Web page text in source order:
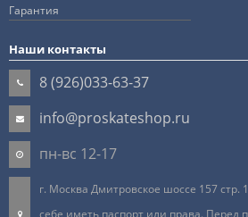
Гарантия
Наши контакты
8 (926)033-63-37
info@proskateshop.ru
пн-вс 12-17
г. Москва Дмитровское шоссе 157